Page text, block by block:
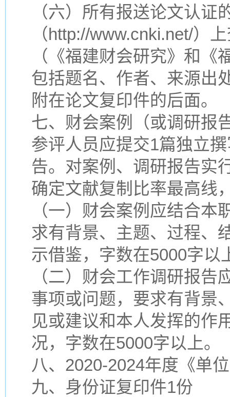
（六）所有报送论文认
（http://www.cnki.net/）
（《福建财会研究》和
包括题名、作者、来源出
附在论文复印件的后面。
七、财会案例（或调研报
参评人员应提交1篇独立
告。对案例、调研报告实
确定文献复制比率最高线
（一）财会案例应结合
求有背景、主题、过程、
示借鉴，字数在5000字以
（二）财会工作调研报
事项或问题，要求有背景
见或建议和本人发挥的作
况，字数在5000字以上。
八、2020-2024年度《单
九、身份证复印件1份